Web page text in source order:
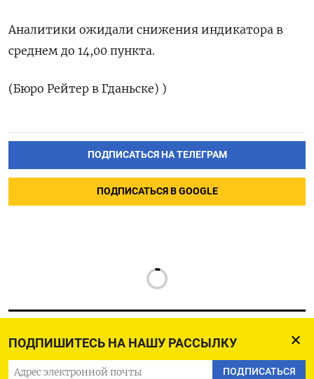
ПОДПИШИТЕСЬ НА НАШУ РАССЫЛКУ
ПОДПИСАТЬСЯ
Аналитики ожидали снижения индикатора ​в
⁠среднем ‌до ‌14,00 пункта.
(Бюро Рейтер ​в ‌Гданьске) )
ПОДПИСАТЬСЯ НА ТЕЛЕГРАМ
ПОДПИСАТЬСЯ В GOOGLE
РУССКАЯ СЛУЖБА